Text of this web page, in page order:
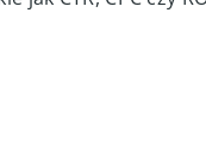
sprawia, że
kampanii należy
CTR, CPC czy